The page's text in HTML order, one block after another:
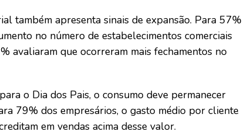
também apresenta sinais de expansão. Para 57%
no número de estabelecimentos comerciais
avaliaram que ocorreram mais fechamentos no
o Dia dos Pais, o consumo deve permanecer
79% dos empresários, o gasto médio por cliente
em vendas acima desse valor.